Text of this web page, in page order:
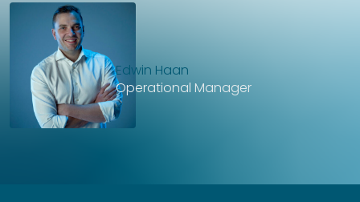
Edwin Haan
Operational Manager